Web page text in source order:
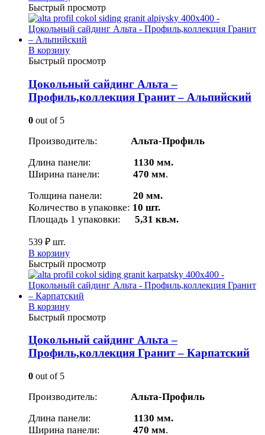
Быстрый просмотр
В корзину
Быстрый просмотр
Цокольный сайдинг Альта –
Профиль,коллекция Гранит – Альпийский
0 out of 5
Производитель: Альта-Профиль
Длина панели: 1130 мм.
Ширина панели: 470 мм.
Толщина панели: 20 мм.
Количество в упаковке: 10 шт.
Площадь 1 упаковки: 5,31 кв.м.
539 ₽ шт.
В корзину
Быстрый просмотр
В корзину
Быстрый просмотр
Цокольный сайдинг Альта –
Профиль,коллекция Гранит – Карпатский
0 out of 5
Производитель: Альта-Профиль
Длина панели: 1130 мм.
Ширина панели: 470 мм.